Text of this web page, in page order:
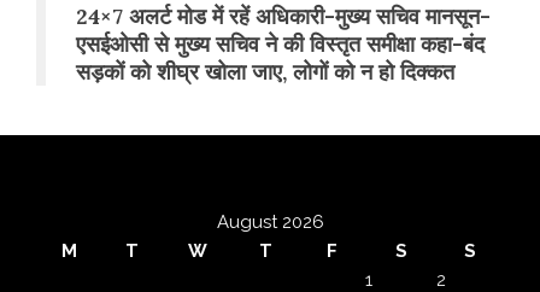
24×7 अलर्ट मोड में रहें अधिकारी-मुख्य सचिव मानसून-
एसईओसी से मुख्य सचिव ने की विस्तृत समीक्षा कहा-बंद
सड़कों को शीघ्र खोला जाए, लोगों को न हो दिक्कत
August 2026
M
T W T F S
S
1
2